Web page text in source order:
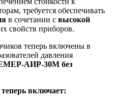
требуется обеспечивать
в сочетании с высокой
свойств приборов.
теперь включены в
давления
АИР-30М без
включает: